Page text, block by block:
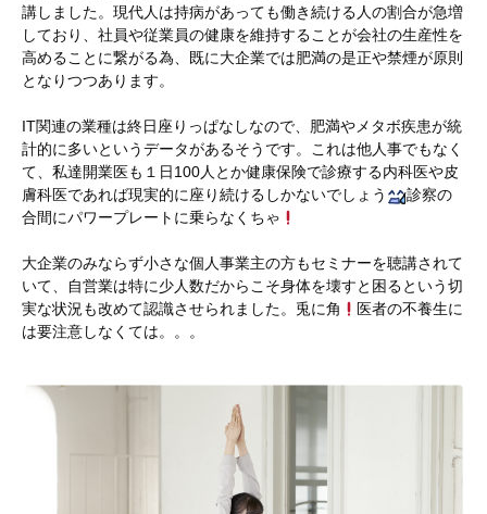
講しました。現代人は持病があっても働き続ける人の割合が急増
しており、社員や従業員の健康を維持することが会社の生産性を
高めることに繋がる為、既に大企業では肥満の是正や禁煙が原則
となりつつあります。
IT関連の業種は終日座りっぱなしなので、肥満やメタボ疾患が統
計的に多いというデータがあるそうです。これは他人事でもなく
て、私達開業医も１日100人とか健康保険で診療する内科医や皮
膚科医であれば現実的に座り続けるしかないでしょう
診察の
合間にパワープレートに乗らなくちゃ
大企業のみならず小さな個人事業主の方もセミナーを聴講されて
いて、自営業は特に少人数だからこそ身体を壊すと困るという切
実な状況も改めて認識させられました。兎に角
医者の不養生に
は要注意しなくては。。。